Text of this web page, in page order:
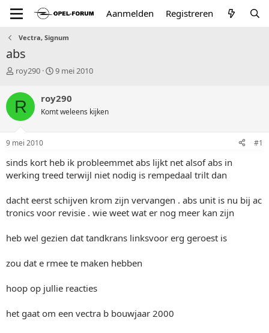
Aanmelden Registreren
Vectra, Signum
abs
T
p
i
c
s
a
t
e
roy290
S
r
t
a
m
9 mei 2010
R roy290
Komt weleens kijken
9 mei 2010 #1
sinds kort heb ik probleemmet abs lijkt net alsof abs in
werking treed terwijl niet nodig is rempedaal trilt dan
dacht eerst schijven krom zijn vervangen . abs unit is nu bij ac
tronics voor revisie . wie weet wat er nog meer kan zijn
heb wel gezien dat tandkrans linksvoor erg geroest is
zou dat e rmee te maken hebben
hoop op jullie reacties
het gaat om een vectra b bouwjaar 2000